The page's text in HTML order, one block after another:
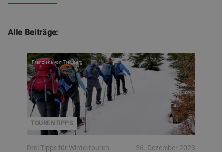
Alle Beiträge:
TOURENTIPPS
Franziska von Treuberg
Drei Tipps für Wintertouren
26. Dezember 2023